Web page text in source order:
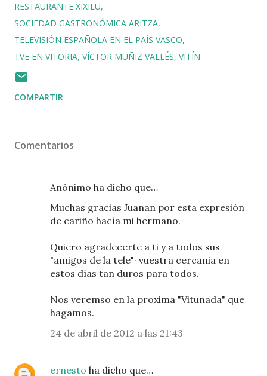
RESTAURANTE XIXILU
SOCIEDAD GASTRONÓMICA ARITZA
TELEVISIÓN ESPAÑOLA EN EL PAÍS VASCO
TVE EN VITORIA VÍCTOR MUÑIZ VALLÉS VITÍN
COMPARTIR
Comentarios
Anónimo ha dicho que…
Muchas gracias Juanan por esta expresión
de cariño hacía mi hermano.
Quiero agradecerte a ti y a todos sus
"amigos de la tele"· vuestra cercania en
estos días tan duros para todos.
Nos veremso en la proxima "Vitunada" que
hagamos.
24 de abril de 2012 a las 21:43
ernesto ha dicho que…